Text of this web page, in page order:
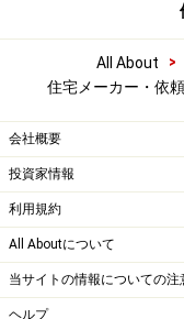
All About >
住宅メーカー・依
会社概要
投資家情報
利用規約
All Aboutについて
当サイトの情報についての注
ヘルプ